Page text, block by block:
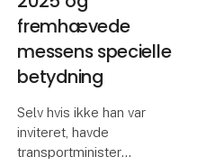
fremhævede
messens specielle
betydning
Selv hvis ikke han var
inviteret, havde
transportminister